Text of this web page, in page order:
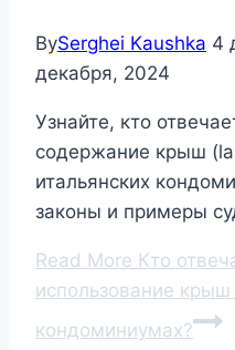
BySerghei Kaushka 4
декабря, 2024
Узнайте, кто
содержание крыш
итальянских
законы и примеры
Read More Кто
использование крыш
кондоминиумах?